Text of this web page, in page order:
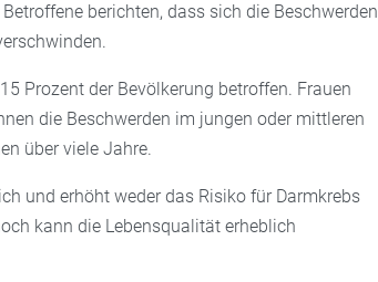
berichten, dass sich die Beschwerden
Prozent der Bevölkerung betroffen. Frauen
die Beschwerden im jungen oder mittleren
über viele Jahre.
und erhöht weder das Risiko für Darmkrebs
kann die Lebensqualität erheblich